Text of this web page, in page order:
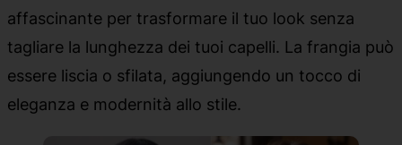
affascinante per trasformare il tuo look senza
tagliare la lunghezza dei tuoi capelli. La frangia può
essere liscia o sfilata, aggiungendo un tocco di
eleganza e modernità allo stile.